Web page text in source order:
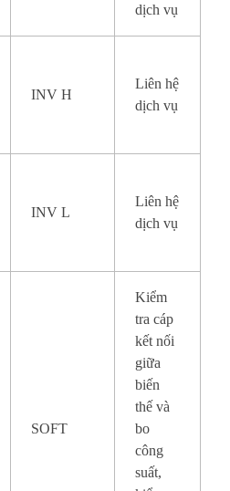
dịch vụ
INV H
Liên hệ
dịch vụ
INV L
Liên hệ
dịch vụ
SOFT
Kiểm
tra cáp
kết nối
giữa
biến
thế và
bo
công
suất,